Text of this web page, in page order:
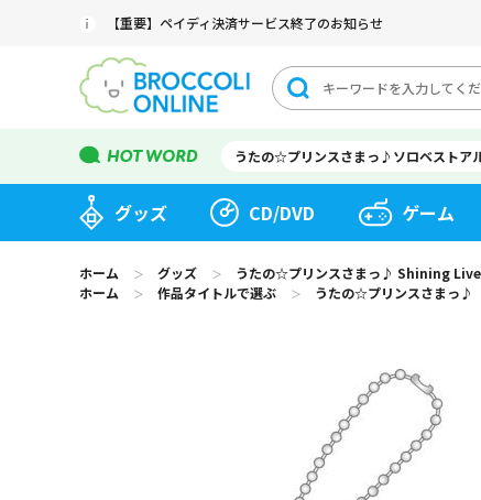
【重要】ペイディ決済サービス終了のお知らせ
うたの☆プリンスさまっ♪ソロベストア
グッズ CD/DVD ゲーム
ホーム ＞ グッズ ＞
うたの☆プリンスさまっ♪ Shining Live
ホーム
＞ 作品タイトルで選ぶ ＞ うたの☆プリンスさまっ♪